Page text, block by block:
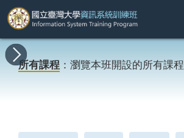
所
有
課
新
消
程
地
資
簡
業
名
名
資
於
本
願
專
註
登
入
所有課程 ：瀏覽本班開設的所有課程